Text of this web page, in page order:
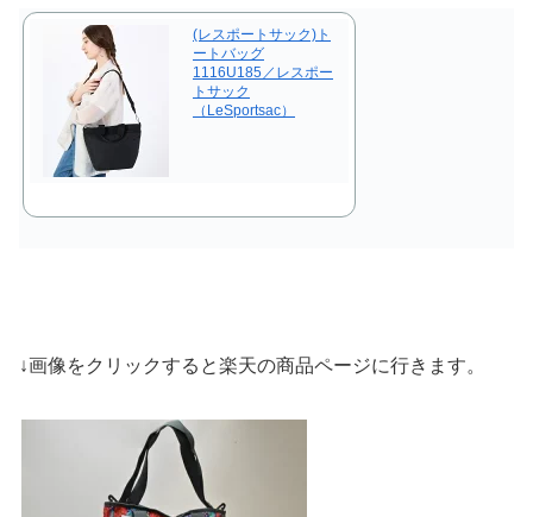
(レスポートサック)ト
ートバッグ
1116U185／レスポー
トサック
（LeSportsac）
↓画像をクリックすると楽天の商品ページに行きます。